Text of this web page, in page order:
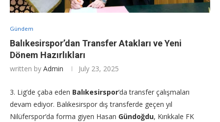
Gündem
Balıkesirspor’dan Transfer Atakları ve Yeni
Dönem Hazırlıkları
written by Admin July 23, 2025
3. Lig’de çaba eden Balıkesirspor‘da transfer çalışmaları
devam ediyor. Balıkesirspor dış transferde geçen yıl
Nilüferspor’da forma giyen Hasan Gündoğdu, Kırıkkale FK